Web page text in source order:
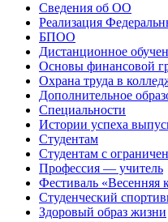
Сведения об ОО
Реализация
БПОО
Дистанционное
Основы финансовой
Охрана труда в
Дополнительное
Специальности
Истории успеха
Студентам
Студентам с
Профессия — учитель
Фестиваль «Весенняя
Студенческий
Здоровый образ жизни